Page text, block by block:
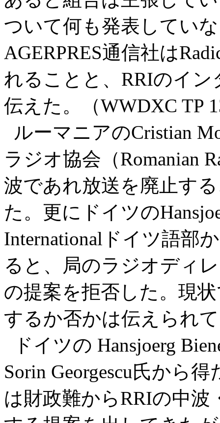
ついて何も発表してい
AGERPRES通信社は
れることと、RRIのイ
伝えた。（WWDXC
ルーマニアのCristian
ラジオ協会（Romanian
波であれ放送を廃止す
た。更にドイツの
Internationalドイツ語部
ると、局のラジオディ
の提案を拒否した。現
するか否かは伝えられ
ドイツの Hansjoerg
Sorin Georgescu氏から
は財政難からRRIの中波